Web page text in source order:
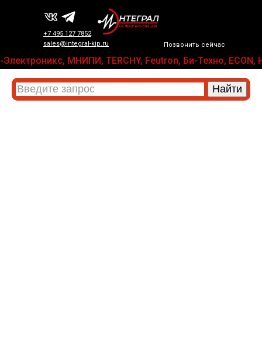
Позвонить сейчас
+7 495 127 7852
sales@integral-kip.ru
МНИПИ, TERCHY, Feutron, Би-Техно, ECON,